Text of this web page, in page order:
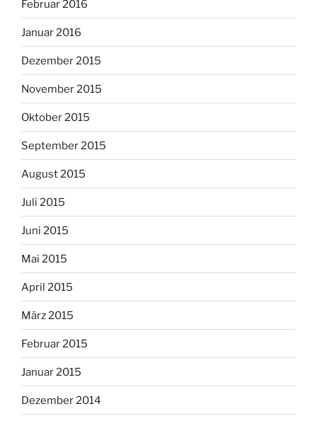
Februar 2016
Januar 2016
Dezember 2015
November 2015
Oktober 2015
September 2015
August 2015
Juli 2015
Juni 2015
Mai 2015
April 2015
März 2015
Februar 2015
Januar 2015
Dezember 2014